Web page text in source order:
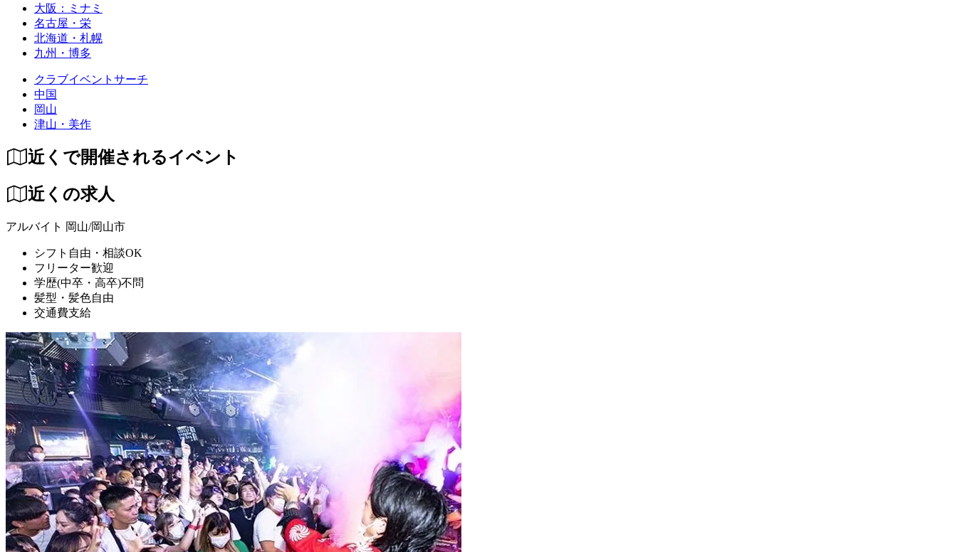
大阪：ミナミ
名古屋・栄
北海道・札幌
九州・博多
クラブイベントサーチ
中国
岡山
津山・美作
近くで開催されるイベント
近くの求人
アルバイト 岡山/岡山市
シフト自由・相談OK
フリーター歓迎
学歴(中卒・高卒)不問
髪型・髪色自由
交通費支給